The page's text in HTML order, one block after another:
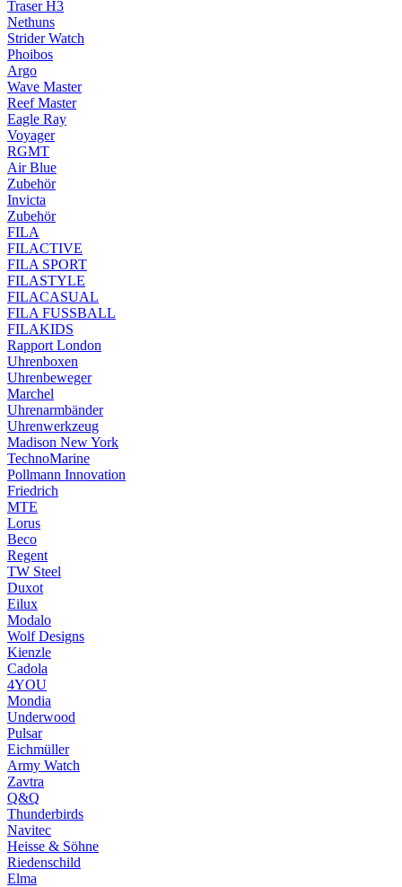
Traser H3
Nethuns
Strider Watch
Phoibos
Argo
Wave Master
Reef Master
Eagle Ray
Voyager
RGMT
Air Blue
Zubehör
Invicta
Zubehör
FILA
FILACTIVE
FILA SPORT
FILASTYLE
FILACASUAL
FILA FUSSBALL
FILAKIDS
Rapport London
Uhrenboxen
Uhrenbeweger
Marchel
Uhrenarmbänder
Uhrenwerkzeug
Madison New York
TechnoMarine
Pollmann Innovation
Friedrich
MTE
Lorus
Beco
Regent
TW Steel
Duxot
Eilux
Modalo
Wolf Designs
Kienzle
Cadola
4YOU
Mondia
Underwood
Pulsar
Eichmüller
Army Watch
Zavtra
Q&Q
Thunderbirds
Navitec
Heisse & Söhne
Riedenschild
Elma